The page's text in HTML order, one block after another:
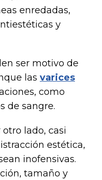
enredadas,
y
ser motivo de
las varices
como
de sangre.
otro lado, casi
estética,
inofensivas.
tamaño y